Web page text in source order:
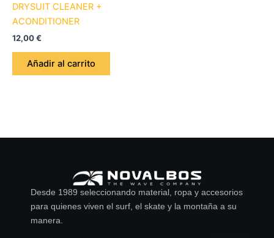
DRYSUIT CLEANER +
ACONDITIONER
12,00€
Añadir al carrito
Desde 1989 seleccionando material, ropa y accesorios
para quienes viven el surf, el skate y la montaña a su
manera.